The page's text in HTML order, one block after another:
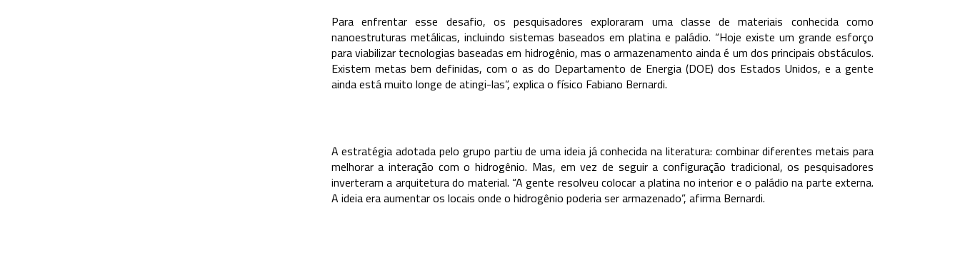
Para enfrentar esse desafio, os pesquisadores exploraram uma classe de materiais conhecida como
nanoestruturas metálicas, incluindo sistemas baseados em platina e paládio. “Hoje existe um grande esforço
para viabilizar tecnologias baseadas em hidrogênio, mas o armazenamento ainda é um dos principais obstáculos.
Existem metas bem definidas, com o as do Departamento de Energia (DOE) dos Estados Unidos, e a gente
ainda está muito longe de atingi-las”, explica o físico Fabiano Bernardi.
A estratégia adotada pelo grupo partiu de uma ideia já conhecida na literatura: combinar diferentes metais para
melhorar a interação com o hidrogênio. Mas, em vez de seguir a configuração tradicional, os pesquisadores
inverteram a arquitetura do material. “A gente resolveu colocar a platina no interior e o paládio na parte externa.
A ideia era aumentar os locais onde o hidrogênio poderia ser armazenado”, afirma Bernardi.